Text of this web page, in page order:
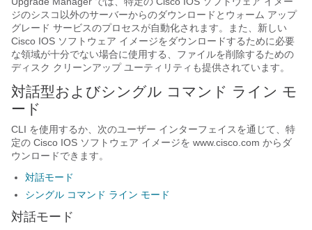
ジのシスコ以外のサーバーからのダウンロードとウォーム アップ
グレード サービスのプロセスが自動化されます。また、新しい
Cisco IOS ソフトウェア イメージをダウンロードするために必要
な領域が十分でない場合に使用する、ファイルを削除するための
ディスク クリーンアップ ユーティリティも提供されています。
対話型およびシングル コマンド ライン モ
ード
CLI を使用するか、次のユーザー インターフェイスを通じて、特
定の Cisco IOS ソフトウェア イメージを www.cisco.com からダ
ウンロードできます。
対話モード
シングル コマンド ライン モード
対話モード